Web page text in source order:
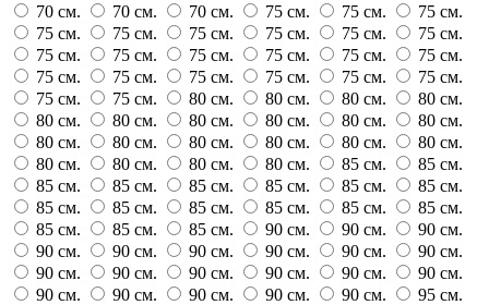
70 см.
70 см. 70 см. 75 см. 75 см.
75 см.
75 см.
75 см. 75 см. 75 см. 75 см.
75 см.
75 см.
75 см. 75 см. 75 см. 75 см.
75 см.
75 см.
75 см. 75 см. 75 см. 75 см.
75 см.
75 см.
75 см. 80 см. 80 см. 80 см.
80 см.
80 см.
80 см. 80 см. 80 см. 80 см.
80 см.
80 см.
80 см. 80 см. 80 см. 80 см.
80 см.
80 см.
80 см. 80 см. 80 см. 85 см.
85 см.
85 см.
85 см. 85 см. 85 см. 85 см.
85 см.
85 см.
85 см. 85 см. 85 см. 85 см.
85 см.
85 см.
85 см. 85 см. 90 см. 90 см.
90 см.
90 см.
90 см. 90 см. 90 см. 90 см.
90 см.
90 см.
90 см. 90 см. 90 см. 90 см.
90 см.
90 см.
90 см. 90 см. 90 см. 90 см.
95 см.